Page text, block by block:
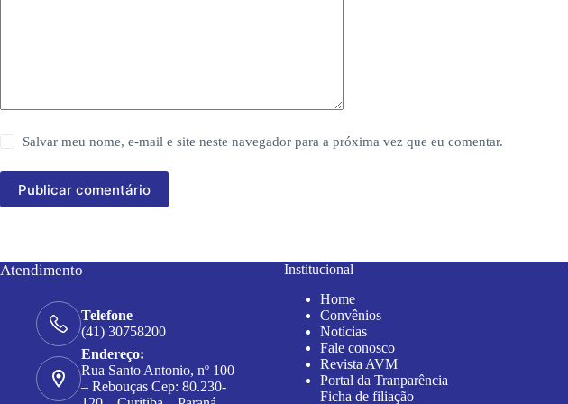
Salvar meu nome, e-mail e site neste navegador para a próxima vez que eu comentar.
Publicar comentário
Atendimento
Telefone
(41) 30758200
Endereço:
Rua Santo Antonio, nº 100
– Rebouças Cep: 80.230-
Institucional
Home
Convênios
Notícias
Fale conosco
Revista AVM
Portal da Tranparência
Ficha de filiação